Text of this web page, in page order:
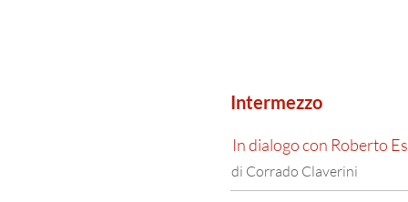
Intermezzo
In dialogo con Roberto
di Corrado Claverini